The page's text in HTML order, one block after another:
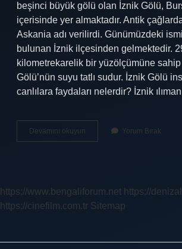
beşinci büyük gölü olan İznik Gölü,
içerisinde yer almaktadır. Antik
Askania adı verilirdi. Günümüzdeki ismi
bulunan İznik ilçesinden gelmektedir.
kilometrekarelik bir yüzölçümüne
Gölü’nün suyu tatlı sudur. İznik Gölü
canlılara faydaları nelerdir? İznik
Devamını okuyun
Gölü
Yorum Bırak
https://www.bengaliforum.net https://
https://cinefilm.com.tr Sitemap